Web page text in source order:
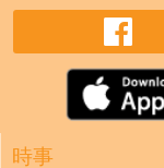
時事